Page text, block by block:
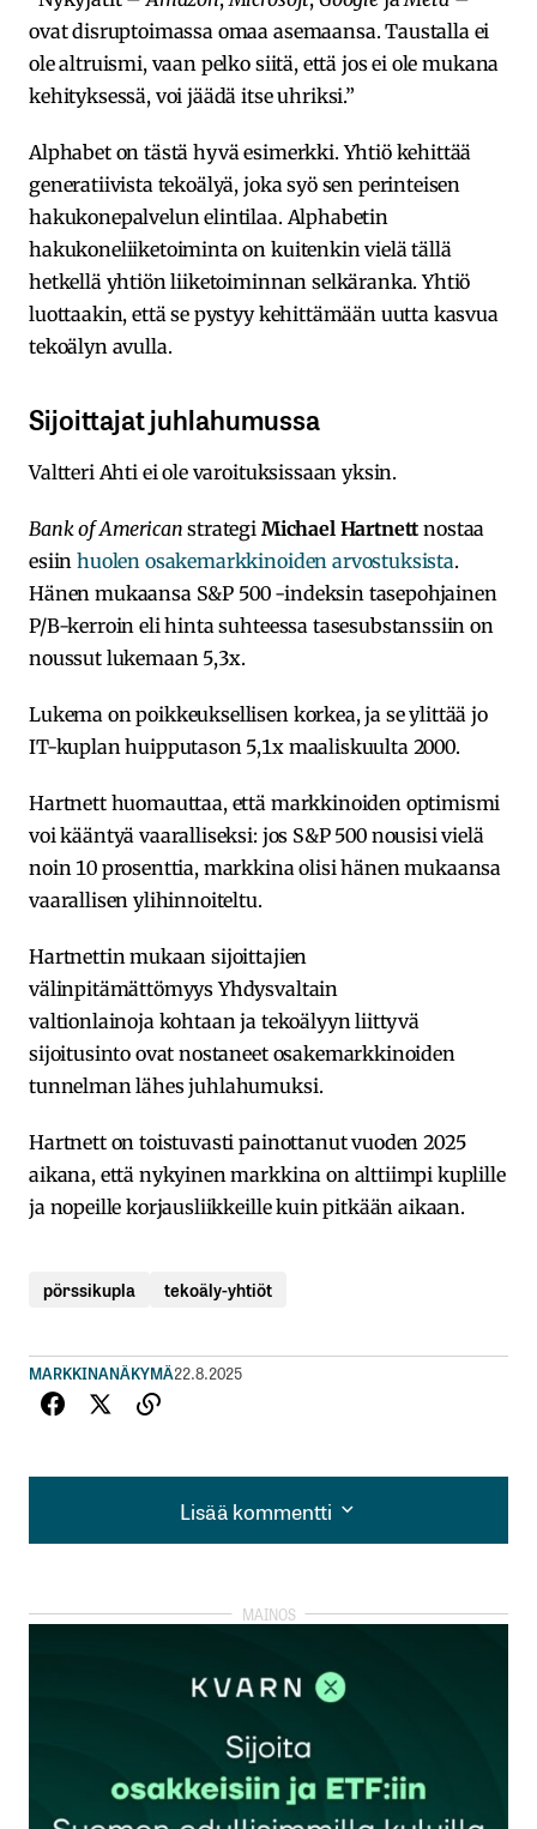
ovat disruptoimassa omaa asemaansa. Taustalla ei
ole altruismi, vaan pelko siitä, että jos ei ole mukana
kehityksessä, voi jäädä itse uhriksi.”
Alphabet on tästä hyvä esimerkki. Yhtiö kehittää
generatiivista tekoälyä, joka syö sen perinteisen
hakukonepalvelun elintilaa. Alphabetin
hakukoneliiketoiminta on kuitenkin vielä tällä
hetkellä yhtiön liiketoiminnan selkäranka. Yhtiö
luottaakin, että se pystyy kehittämään uutta kasvua
tekoälyn avulla.
Sijoittajat juhlahumussa
Valtteri Ahti ei ole varoituksissaan yksin.
Bank of American strategi Michael Hartnett nostaa
esiinhuolen osakemarkkinoiden arvostuksista.
Hänen mukaansa S&P 500 -indeksin tasepohjainen
P/B-kerroin eli hinta suhteessa tasesubstanssiin on
noussut lukemaan 5,3x.
Lukema on poikkeuksellisen korkea, ja se ylittää jo
IT-kuplan huipputason 5,1x maaliskuulta 2000.
Hartnett huomauttaa, että markkinoiden optimismi
voi kääntyä vaaralliseksi: jos S&P 500 nousisi vielä
noin 10 prosenttia, markkina olisi hänen mukaansa
vaarallisen ylihinnoiteltu.
Hartnettin mukaan sijoittajien
välinpitämättömyys Yhdysvaltain
valtionlainoja kohtaan ja tekoälyyn liittyvä
sijoitusinto ovat nostaneet osakemarkkinoiden
tunnelman lähes juhlahumuksi.
Hartnett on toistuvasti painottanut vuoden 2025
aikana, että nykyinen markkina on alttiimpi kuplille
ja nopeille korjausliikkeille kuin pitkään aikaan.
pörssikupla tekoäly-yhtiöt
MARKKINANÄKYMÄ22.8.2025
Lisää kommentti
Lisää kommentti
kirjautua
rekisteröityä